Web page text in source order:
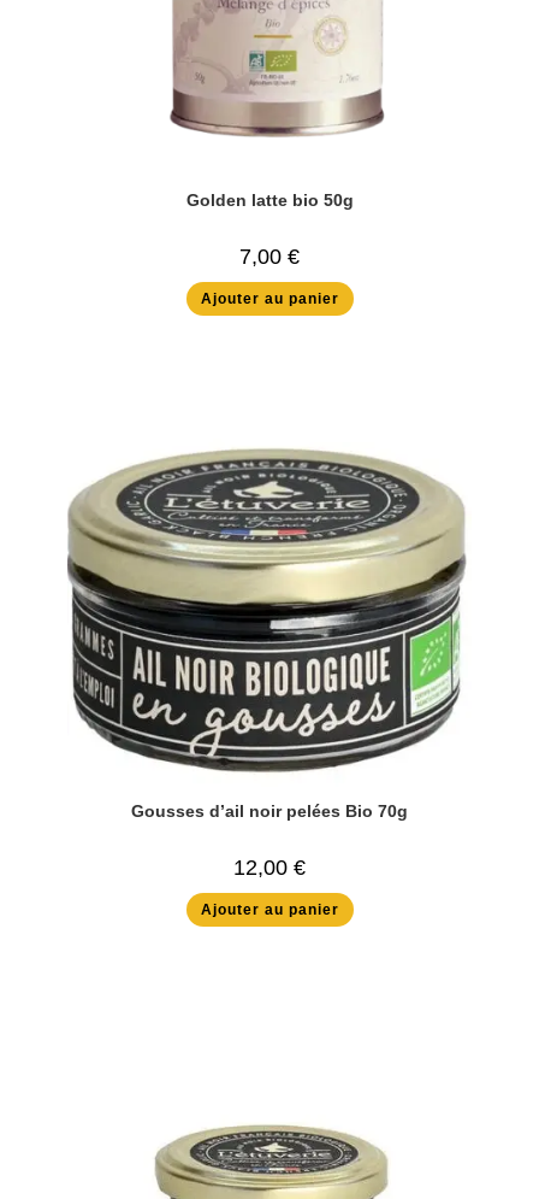
Golden latte bio 50g
7,00 €
Ajouter au panier
Gousses d’ail noir pelées Bio 70g
12,00 €
Ajouter au panier